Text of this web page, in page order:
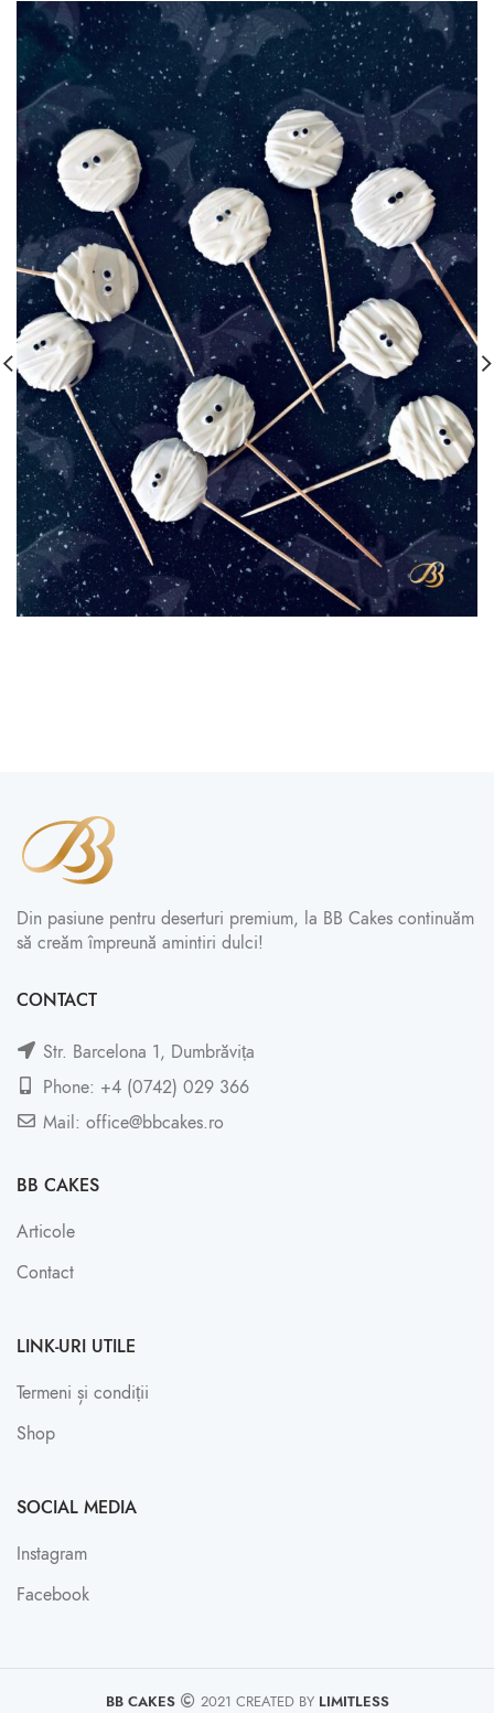
Din pasiune pentru deserturi premium, la BB Cakes continuăm
să creăm împreună amintiri dulci!
CONTACT
Str. Barcelona 1, Dumbrăvița
Phone: +4 (0742) 029 366
Mail: office@bbcakes.ro
BB CAKES
Articole
Contact
LINK-URI UTILE
Termeni și condiții
Shop
SOCIAL MEDIA
Instagram
Facebook
BB CAKES 2021 CREATED BY LIMITLESS